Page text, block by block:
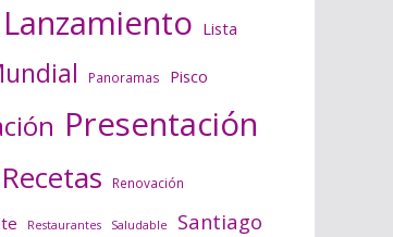
Lanzamiento Lista
Panoramas Pisco
Presentación
Recetas Renovación
Restaurantes Saludable Santiago